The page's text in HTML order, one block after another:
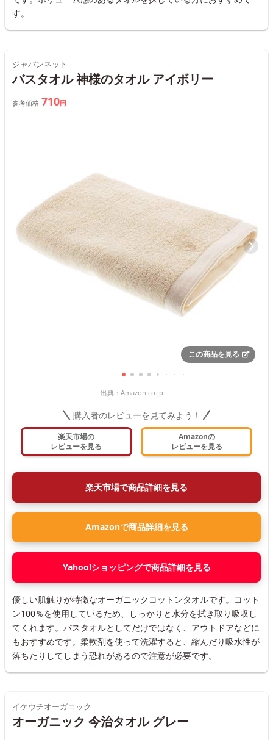
す。
ジャパンネット
バスタオル 神様のタオル アイボリー
参考価格 710円
この商品を見る
出典： Amazon.co.jp
購入者のレビューを見てみよう！
楽天市場の
レビューを見る
Amazonの
レビューを見る
楽天市場で商品詳細を見る
Amazonで商品詳細を見る
Yahoo!ショッピングで商品詳細を見る
優しい肌触りが特徴なオーガニックコットンタオルです。コット
ン100％を使用しているため、しっかりと水分を拭き取り吸収し
てくれます。バスタオルとしてだけではなく、アウトドアなどに
もおすすめです。柔軟剤を使って洗濯すると、縮んだり吸水性が
落ちたりしてしまう恐れがあるので注意が必要です。
イケウチオーガニック
オーガニック 今治タオル グレー